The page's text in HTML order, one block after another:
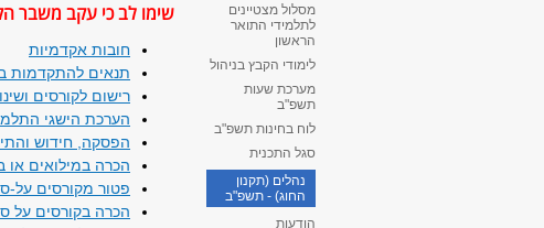
מסלול מצטיינים
לתלמידי התואר
הראשון
לימודי הקבץ בניהול
מערכת שעות
תשפ"ב
לוח בחינות תשפ"ב
סגל התכנית
נהלים (תקנון
החוג) - תשפ"ב
הודעות
שימו לב כי עקב משבר
חובות אקדמיות
​תנאים להתקדמות
רישום לקורסים
הערכת הישגי
הפסקה, חידוש
הכרה במילואים או
פטור מקורסים על-
הכרה בקורסים על